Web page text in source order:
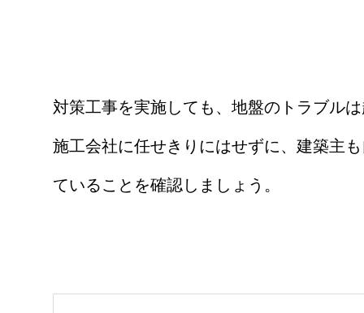
対策工事を実施しても、地盤のトラブル
施工会社に任せきりにはせずに、建築主
ていることを確認しましょう。